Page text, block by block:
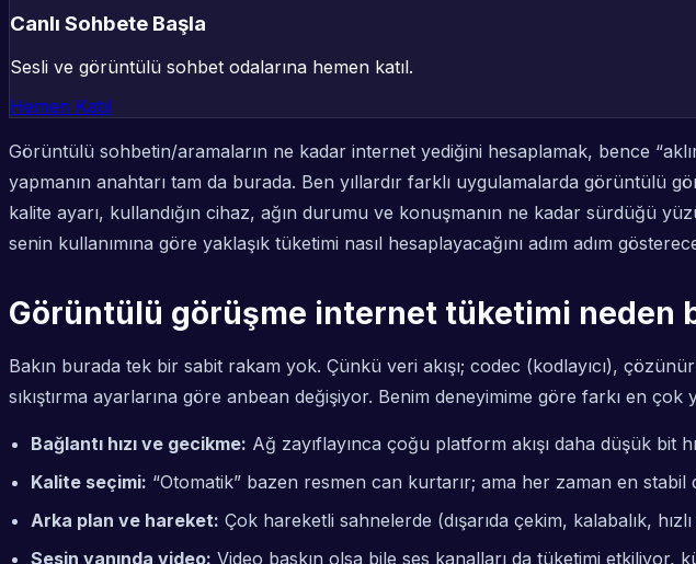
Canlı Sohbete Başla
Sesli ve görüntülü sohbet odalarına hemen katıl.
Hemen Katıl
Görüntülü sohbetin/aramaların ne kadar internet yediğini hesaplamak, bence
yapmanın anahtarı tam da burada. Ben yıllardır farklı uygulamalarda görüntülü
kalite ayarı, kullandığın cihaz, ağın durumu ve konuşmanın ne kadar sürdüğü
senin kullanımına göre yaklaşık tüketimi nasıl hesaplayacağını adım adım
Görüntülü görüşme internet tüketimi neden
Bakın burada tek bir sabit rakam yok. Çünkü veri akışı; codec (kodlayıcı),
sıkıştırma ayarlarına göre anbean değişiyor. Benim deneyimime göre farkı en çok
Bağlantı hızı ve gecikme: Ağ zayıflayınca çoğu platform akışı daha düşük bit
Kalite seçimi: “Otomatik” bazen resmen can kurtarır; ama her zaman en stabil
Arka plan ve hareket: Çok hareketli sahnelerde (dışarıda çekim, kalabalık,
Sesin yanında video: Video baskın olsa bile ses kanalları da tüketimi etkiliyor,